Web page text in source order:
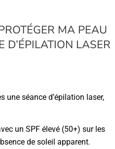
MA PEAU
D’ÉPILATION LASER
une séance d’épilation laser,
un SPF élevé (50+) sur les
de soleil apparent.